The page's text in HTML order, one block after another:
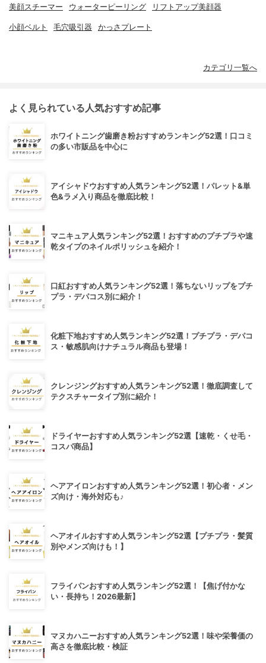
美顔スチーマー ウォーターピーリング リフトアップ美顔器
小顔ベルト 毛穴吸引器 かっさプレート
カテゴリ一覧へ
よく見られている人気おすすめ記事
ホワイトニング歯磨き粉おすすめランキング52選！口コミ
の多い市販品を中心に
アイシャドウおすすめ人気ランキング52選！パレット&単
色&ラメ入り商品を徹底比較！
マニキュア人気ランキング52選！おすすめのプチプラや速
乾タイプのネイルポリッシュを紹介！
口紅おすすめ人気ランキング52選！落ちないリップをプチ
プラ・デパコス別に紹介！
化粧下地おすすめ人気ランキング52選！プチプラ・デパコ
ス・敏感肌向けナチュラル商品も登場！
クレンジングおすすめ人気ランキング52選！徹底調査して
テクスチャータイプ別に紹介！
ドライヤーおすすめ人気ランキング52選【速乾・くせ毛・
コスパ商品】
ヘアアイロンおすすめ人気ランキング52選！初心者・メン
ズ向け・海外対応も♪
ヘアオイルおすすめ人気ランキング52選【プチプラ・髪質
別やメンズ向けも！】
フライパンおすすめ人気ランキング52選！【焦げ付かな
い・長持ち！2026最新】
マヌカハニーおすすめ人気ランキング52選！味や栄養価の
高さを徹底比較・検証